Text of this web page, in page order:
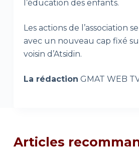
l’éducation des enfants.
Les actions de l’association
avec un nouveau cap fixé
voisin d’Atsidin.
La rédaction GMAT WEB
Articles